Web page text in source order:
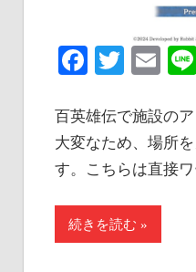
Facebook
Twitter
百英雄伝で施設の
大変なため、場所
す。こちらは直接
続きを読む